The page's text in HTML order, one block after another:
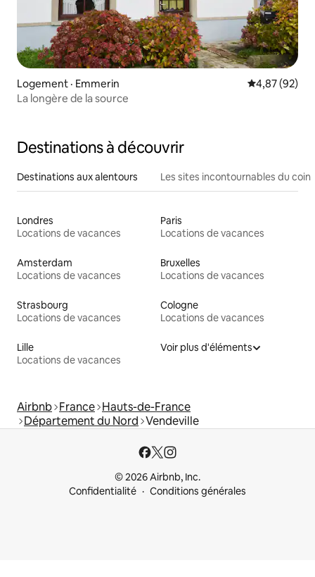
Logement · Emmerin Note
4,87 (92)
La longère de la source
Destinations à découvrir
Destinations aux alentours Les sites incontournables du coin
Londres
Locations de vacances
Paris
Locations de vacances
Amsterdam
Locations de vacances
Bruxelles
Locations de vacances
Strasbourg
Locations de vacances
Cologne
Locations de vacances
Lille
Locations de vacances
Voir plus d'éléments
Airbnb France Hauts-de-France
Département du Nord Vendeville
© 2026 Airbnb, Inc.
Confidentialité
Conditions générales